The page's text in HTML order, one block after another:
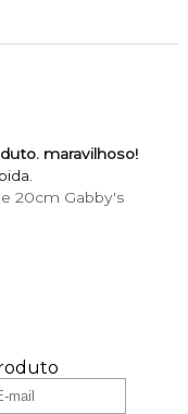
maravilhoso!
20cm Gabby's